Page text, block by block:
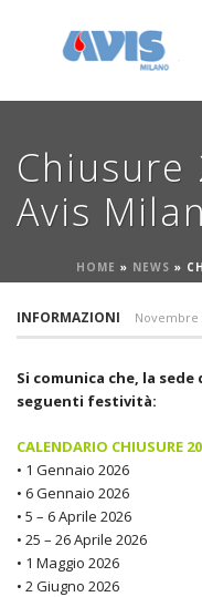
Chiusure
Avis
HOME » NEWS »
INFORMAZIONI Novembre
Si comunica che, la
seguenti festività:
CALENDARIO CHIUSURE
• 1 Gennaio 2026
• 6 Gennaio 2026
• 5 – 6 Aprile 2026
• 25 – 26 Aprile 2026
• 1 Maggio 2026
• 2 Giugno 2026